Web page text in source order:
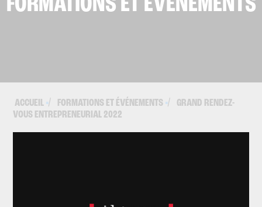
ACCUEIL ▪ FORMATIONS ET ÉVÉNEMENTS ▪
GRAND RENDEZ-
VOUS ENTREPRENEURIAL 2022